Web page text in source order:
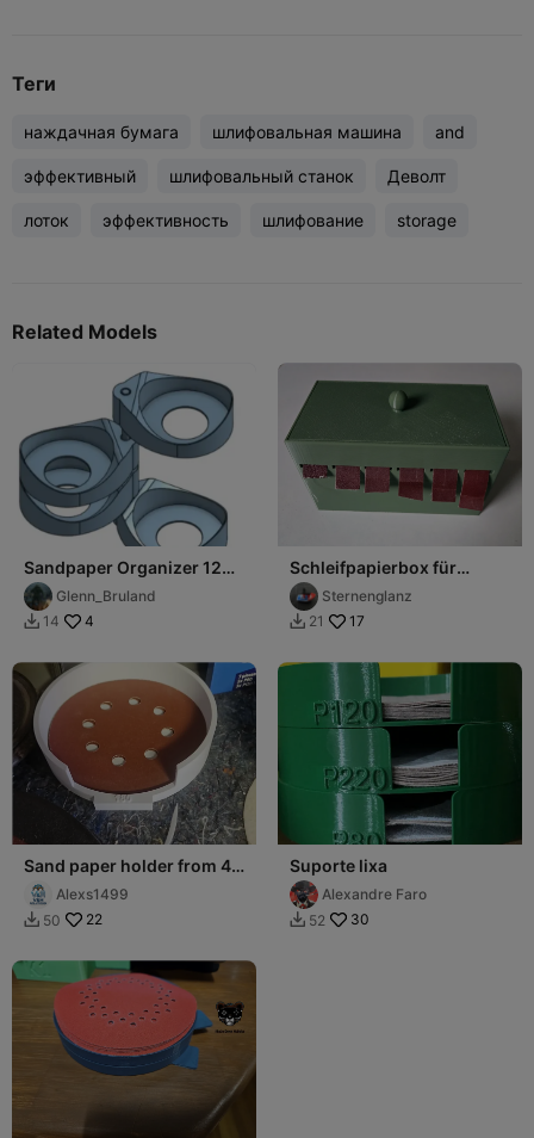
Теги
наждачная бумага шлифовальная машина and
эффективный шлифовальный станок Деволт
лоток эффективность шлифование storage
Related Models
Sandpaper Organizer 125
MM version
Glenn_Bruland
 14 4
Schleifpapierbox für
Schleifpapier mit 25mm
breite.Sternenglanz
 21 17
Sand paper holder from 40
to 240 grit
Alexs1499
 50 22
Suporte lixa
Alexandre Faro
 52 30